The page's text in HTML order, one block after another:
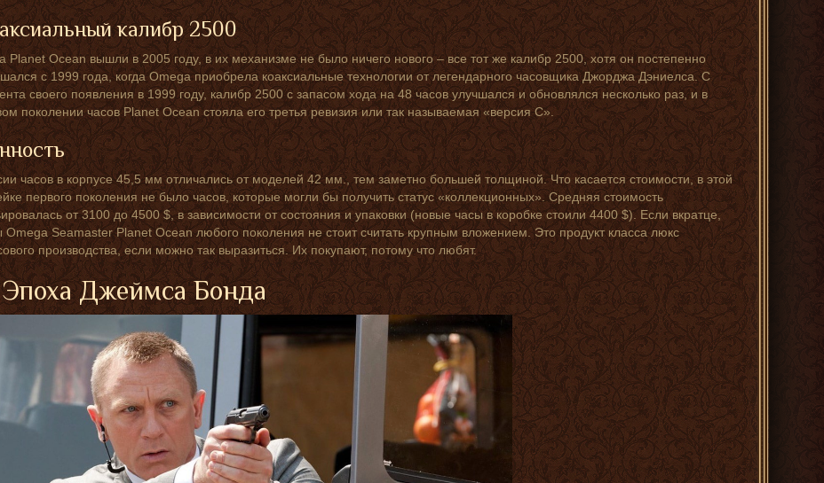
калибр 2500
Planet Ocean вышли в 2005 году, в их механизме не было ничего нового – все тот же калибр 2500, хотя он постепенно
с 1999 года, когда Omega приобрела коаксиальные технологии от легендарного часовщика Джорджа Дэниелса. С
своего появления в 1999 году, калибр 2500 с запасом хода на 48 часов улучшался и обновлялся несколько раз, и в
поколении часов Planet Ocean стояла его третья ревизия или так называемая «версия С».
часов в корпусе 45,5 мм отличались от моделей 42 мм., тем заметно большей толщиной. Что касается стоимости, в этой
первого поколения не было часов, которые могли бы получить статус «коллекционных». Средняя стоимость
от 3100 до 4500 $, в зависимости от состояния и упаковки (новые часы в коробке стоили 4400 $). Если вкратце,
Omega Seamaster Planet Ocean любого поколения не стоит считать крупным вложением. Это продукт класса люкс
производства, если можно так выразиться. Их покупают, потому что любят.
Джеймса Бонда